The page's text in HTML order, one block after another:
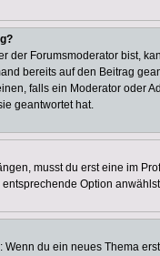
der Forumsmoderator bist,
bereits auf den Beitrag
falls ein Moderator oder
geantwortet hat.
musst du erst eine im
Option
Wenn du ein neues Thema